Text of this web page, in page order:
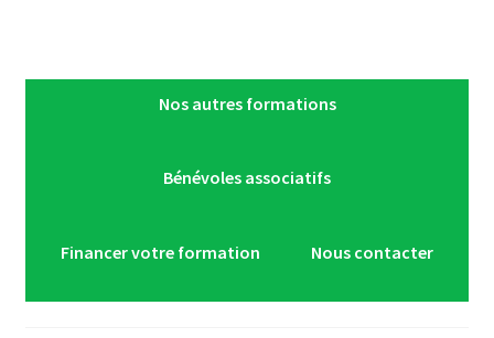
Nos autres formations
Bénévoles associatifs
Financer votre formation Nous contacter